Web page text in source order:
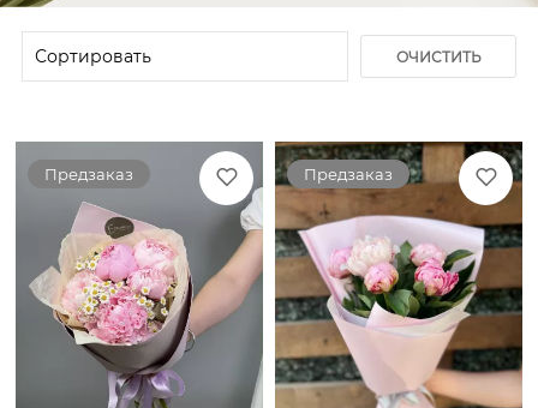
ОЧИСТИТЬ
Предзаказ Предзаказ